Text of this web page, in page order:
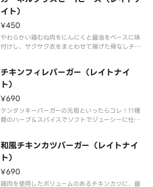
の特性上、チキンの部位指
イト）
¥450
やわらかい鶏むね肉をにんにくと醤油をベースに味
付けし、サクサク衣をまとわせて揚げた骨なしチキ
降は深夜価格でのご提供となります。時間帯により
価格が異なりますので、あら
チキンフィレバーガー（レイトナイ
ト）
¥690
ケンタッキーバーガーの元祖といったらコレ！11種
類のハーブ＆スパイスでソフトでジューシーに仕上
価格でのご提供となります。時間帯により価格が異
なりますので、あらかじめご
和風チキンカツバーガー（レイトナイ
ト）
¥690
鶏肉を使用したボリュームのあるチキンカツに、醤